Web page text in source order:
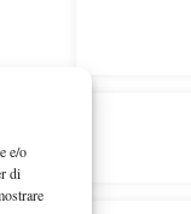
e/o
di